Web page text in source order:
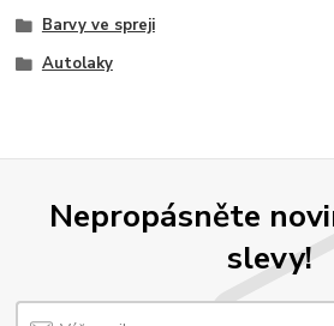
Barvy ve spreji
Autolaky
Nepropásněte
slevy!